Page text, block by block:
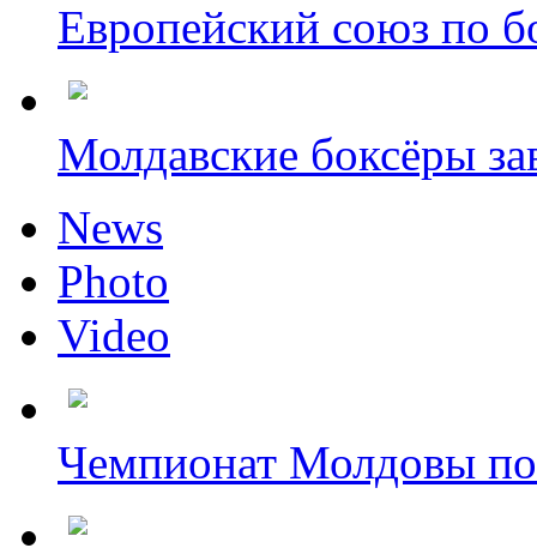
Европейский союз по
Молдавские боксёры
News
Photo
Video
Чемпионат Молдовы по